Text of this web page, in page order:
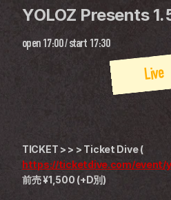
YOLOZ Presents
open 17:00 / start 17:30
Live
TICKET > > > Ticket Dive (
https://ticketdive.com/event/
前売 ¥1,500 (+D別)